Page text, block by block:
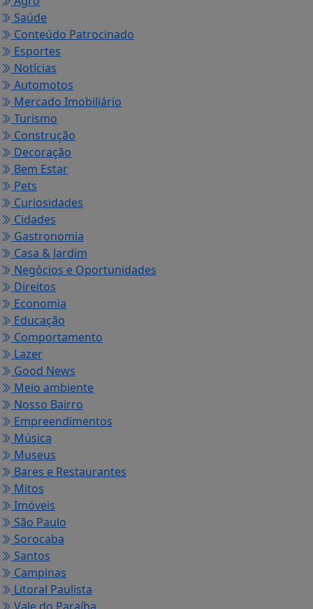
Saúde
Conteúdo Patrocinado
Esportes
Notícias
Automotos
Mercado Imobiliário
Turismo
Construção
Decoração
Bem Estar
Pets
Curiosidades
Cidades
Gastronomia
Casa & Jardim
Negócios e Oportunidades
Direitos
Economia
Educação
Comportamento
Lazer
Good News
Meio ambiente
Nosso Bairro
Empreendimentos
Música
Museus
Bares e Restaurantes
Mitos
Imóveis
São Paulo
Sorocaba
Santos
Campinas
Litoral Paulista